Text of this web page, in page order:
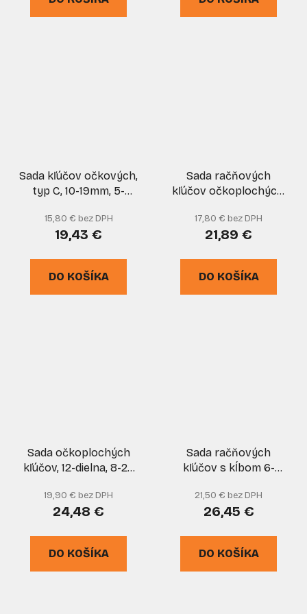
Sada kľúčov očkových,
typ C, 10-19mm, 5-
XL-TOOLS
15,80 € bez DPH
19,43 €
DO KOŠÍKA
Sada račňových
kľúčov očkoplochých,
(8,10,11,13,14,17,19 mm),
GEKO
17,80 € bez DPH
21,89 €
DO KOŠÍKA
Sada očkoplochých
kľúčov, 12-dielna, 8-24
satinované, TVARDY
19,90 € bez DPH
24,48 €
DO KOŠÍKA
Sada račňových
kľúčov s kĺbom 6-
TOOLS
21,50 € bez DPH
26,45 €
DO KOŠÍKA